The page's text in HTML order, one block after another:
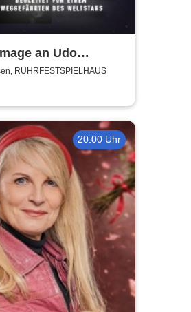
an Udo
Das Konzert mit
RUHRFESTSPIELHAUS
20:00 Uhr